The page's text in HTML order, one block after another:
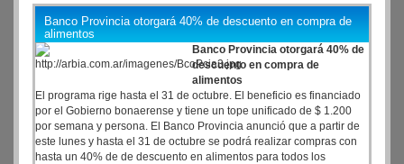
Banco Provincia otorgará 40% de descuento en compra de
alimentos
Banco Provincia otorgará 40% de
descuento en compra de
alimentos
El programa rige hasta el 31 de octubre. El beneficio es financiado
por el Gobierno bonaerense y tiene un tope unificado de $ 1.200
por semana y persona. El Banco Provincia anunció que a partir de
este lunes y hasta el 31 de octubre se podrá realizar compras con
hasta un 40% de de descuento en alimentos para todos los